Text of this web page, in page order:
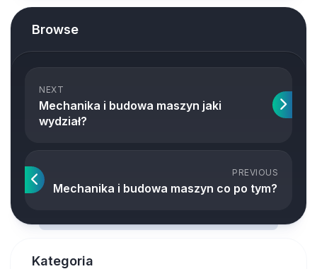
Browse
NEXT
Mechanika i budowa maszyn jaki
wydział?
PREVIOUS
Mechanika i budowa maszyn co po tym?
Kategoria